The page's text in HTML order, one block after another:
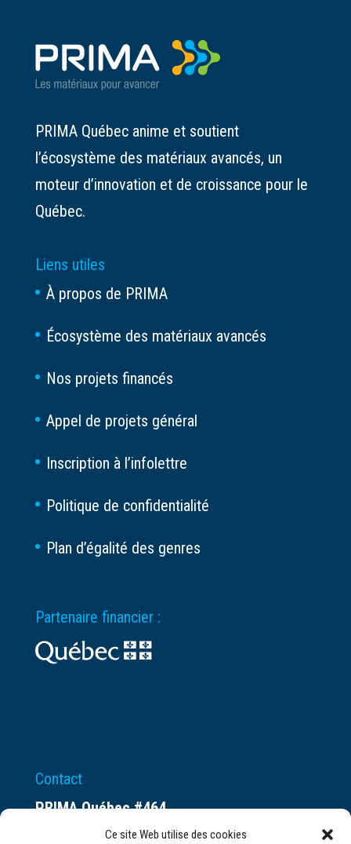
Ce site Web utilise des cookies
PRIMA Québec anime et soutient
l’écosystème des matériaux avancés, un
moteur d’innovation et de croissance pour le
Québec.
Liens utiles
À propos de PRIMA
Écosystème des matériaux avancés
Nos projets financés
Appel de projets général
Inscription à l’infolettre
Politique de confidentialité
Plan d’égalité des genres
Partenaire financier :
Contact
PRIMA Québec #464
Espace ax.c